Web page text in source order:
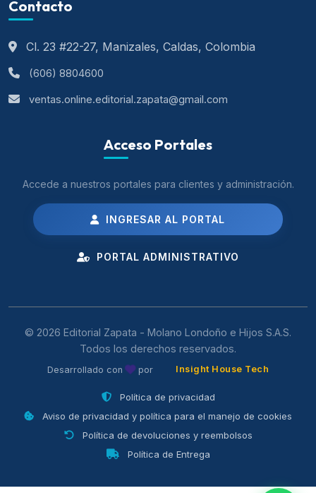
Contacto
Cl. 23 #22-27, Manizales, Caldas, Colombia
(606) 8804600
ventas.online.editorial.zapata@gmail.com
Acceso Portales
Accede a nuestros portales para clientes y administración.
INGRESAR AL PORTAL
PORTAL ADMINISTRATIVO
© 2026 Editorial Zapata - Molano Londoño e Hijos S.A.S.
Todos los derechos reservados.
Desarrollado con por Insight House Tech
Política de privacidad
Aviso de privacidad y política para el manejo de cookies
Política de devoluciones y reembolsos
Política de Entrega